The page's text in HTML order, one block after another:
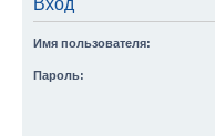
Имя пользователя:
Пароль: